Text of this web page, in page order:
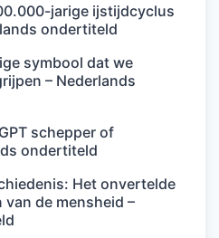
jarige ijstijdcyclus
ondertiteld
symbool dat we
– Nederlands
schepper of
ondertiteld
Het onvertelde
de mensheid –